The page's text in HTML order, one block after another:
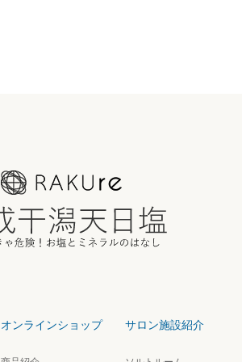
オンラインショップ サロン施設紹介